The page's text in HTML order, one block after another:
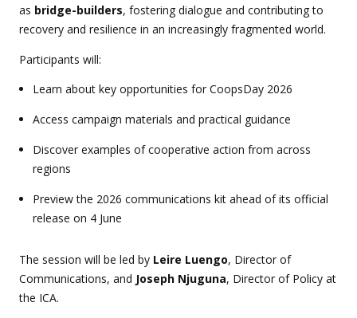
as bridge-builders, fostering dialogue and contributing to
recovery and resilience in an increasingly fragmented world.
Participants will:
Learn about key opportunities for CoopsDay 2026
Access campaign materials and practical guidance
Discover examples of cooperative action from across
regions
Preview the 2026 communications kit ahead of its official
release on 4 June
The session will be led by Leire Luengo, Director of
Communications, and Joseph Njuguna, Director of Policy at
the ICA.